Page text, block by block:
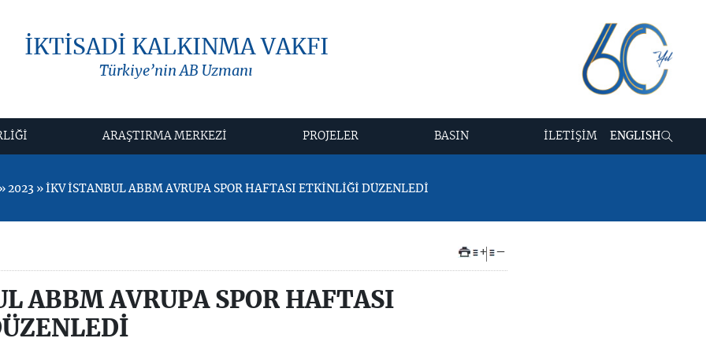
İKTİSADİ KALKINMA VAKFI
Türkiye’nin AB Uzmanı
ARAŞTIRMA MERKEZİ PROJELER BASIN İLETİŞİM ENGLISH
2023 » İKV İSTANBUL ABBM AVRUPA SPOR HAFTASI ETKİNLİĞİ DÜZENLEDİ
+ –
ABBM AVRUPA SPOR HAFTASI